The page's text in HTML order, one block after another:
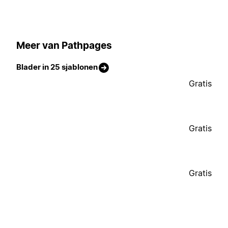
Meer van Pathpages
Blader in 25 sjablonen
Gratis
Gratis
Gratis